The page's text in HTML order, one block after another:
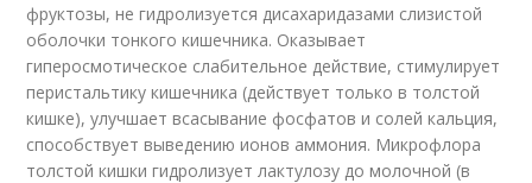
фруктозы, не гидролизуется дисахаридазами слизистой
оболочки тонкого кишечника. Оказывает
гиперосмотическое слабительное действие, стимулирует
перистальтику кишечника (действует только в толстой
кишке), улучшает всасывание фосфатов и солей кальция,
способствует выведению ионов аммония. Микрофлора
толстой кишки гидролизует лактулозу до молочной (в